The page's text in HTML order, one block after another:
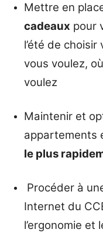
Mettre en
cadeaux pour
l’été de
vous voulez,
voulez
Maintenir et
appartements
le plus
Procéder à
Internet du
l’ergonomie et